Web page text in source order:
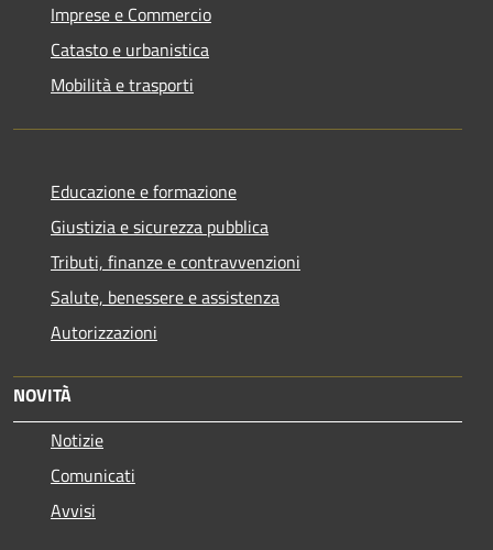
Imprese e Commercio
Catasto e urbanistica
Mobilità e trasporti
Educazione e formazione
Giustizia e sicurezza pubblica
Tributi, finanze e contravvenzioni
Salute, benessere e assistenza
Autorizzazioni
NOVITÀ
Notizie
Comunicati
Avvisi